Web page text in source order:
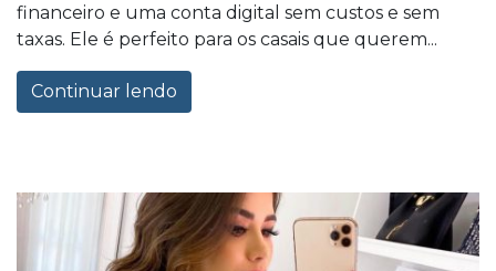
financeiro e uma conta digital sem custos e sem
taxas. Ele é perfeito para os casais que querem...
Continuar lendo